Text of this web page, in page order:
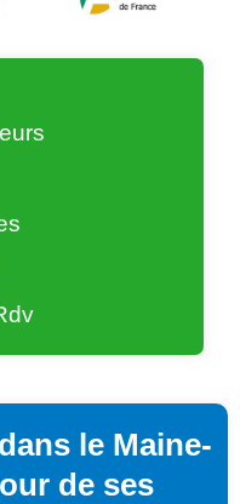
le Maine-
de ses